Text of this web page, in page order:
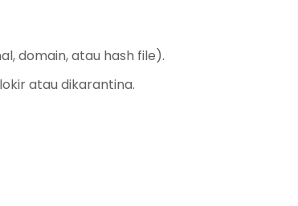
domain, atau hash file).
atau dikarantina.